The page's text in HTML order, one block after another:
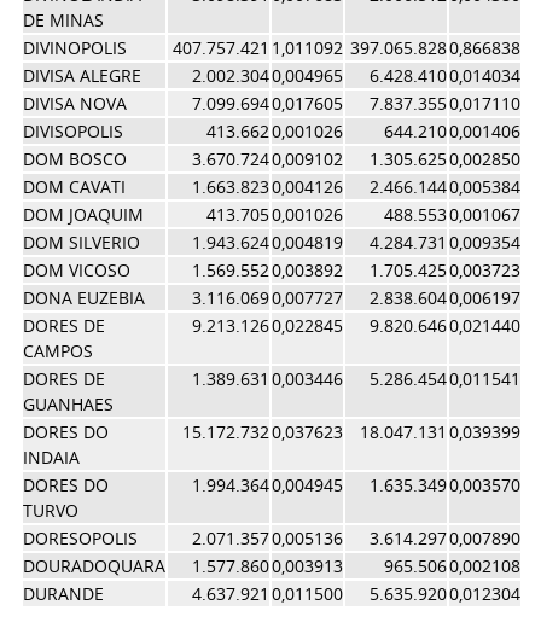
DE MINAS
DIVINOPOLIS 407.757.421 1,011092 397.065.8280,866838
DIVISA ALEGRE
2.002.3040,004965 6.428.4100,014034
DIVISA NOVA
7.099.6940,017605 7.837.3550,017110
DIVISOPOLIS
413.6620,001026 644.2100,001406
DOM BOSCO
3.670.7240,009102 1.305.6250,002850
DOM CAVATI
1.663.8230,004126 2.466.1440,005384
DOM JOAQUIM
413.7050,001026 488.5530,001067
DOM SILVERIO
1.943.6240,004819 4.284.731 0,009354
DOM VICOSO
1.569.5520,003892 1.705.4250,003723
DONA EUZEBIA
3.116.0690,007727 2.838.6040,006197
DORES DE
CAMPOS
9.213.1260,022845 9.820.6460,021440
DORES DE
GUANHAES
1.389.631 0,003446 5.286.4540,011541
DORES DO
INDAIA
15.172.7320,037623 18.047.131 0,039399
DORES DO
TURVO
1.994.3640,004945 1.635.3490,003570
DORESOPOLIS 2.071.3570,005136 3.614.2970,007890
DOURADOQUARA
1.577.8600,003913 965.5060,002108
DURANDE
4.637.921 0,011500 5.635.9200,012304